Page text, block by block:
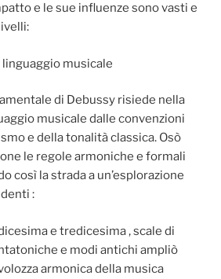
e le sue influenze sono vasti e
linguaggio musicale
di Debussy risiede nella
musicale dalle convenzioni
e della tonalità classica. Osò
le regole armoniche e formali
così la strada a un’esplorazione
:
e tredicesima , scale di
e modi antichi ampliò
armonica della musica